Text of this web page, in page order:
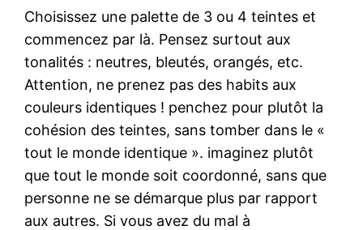
Choisissez une palette de 3 ou 4 teintes et
commencez par là. Pensez surtout aux
tonalités : neutres, bleutés, orangés, etc.
Attention, ne prenez pas des habits aux
couleurs identiques ! penchez pour plutôt la
cohésion des teintes, sans tomber dans le «
tout le monde identique ». imaginez plutôt
que tout le monde soit coordonné, sans que
personne ne se démarque plus par rapport
aux autres. Si vous avez du mal à